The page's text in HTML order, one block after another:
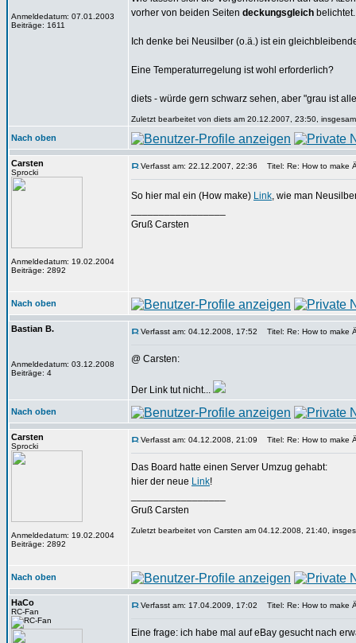
Anmeldedatum: 07.01.2003
Beiträge: 1611
vorher von beiden Seiten deckungsgleich
Ich denke bei Neusilber (o.ä.) ist ein
Eine Temperaturregelung ist wohl erforderlich?
diets - würde gern schwarz sehen, aber "grau ist
Zuletzt bearbeitet von diets am 20.12.2007, 23:50,
Nach oben
Carsten
Sprocki
Anmeldedatum: 19.02.2004
Beiträge: 2892
Verfasst am: 22.12.2007, 22:36 Titel: Re: How to make
So hier mal ein (How make) Link, wie man
Gruß Carsten
Nach oben
Bastian B.
Anmeldedatum: 03.12.2008
Beiträge: 4
Verfasst am: 04.12.2008, 17:52 Titel: Re: How to make
@ Carsten:
Der Link tut nicht...
Nach oben
Carsten
Sprocki
Anmeldedatum: 19.02.2004
Beiträge: 2892
Verfasst am: 04.12.2008, 21:09 Titel: Re: How to make
Das Board hatte einen Server Umzug gehabt:
hier der neue Link!
Gruß Carsten
Zuletzt bearbeitet von Carsten am 04.12.2008, 21:40,
Nach oben
HaCo
RC-Fan
Verfasst am: 17.04.2009, 17:02 Titel: Re: How to make
Eine frage: ich habe mal auf eBay gesucht nach